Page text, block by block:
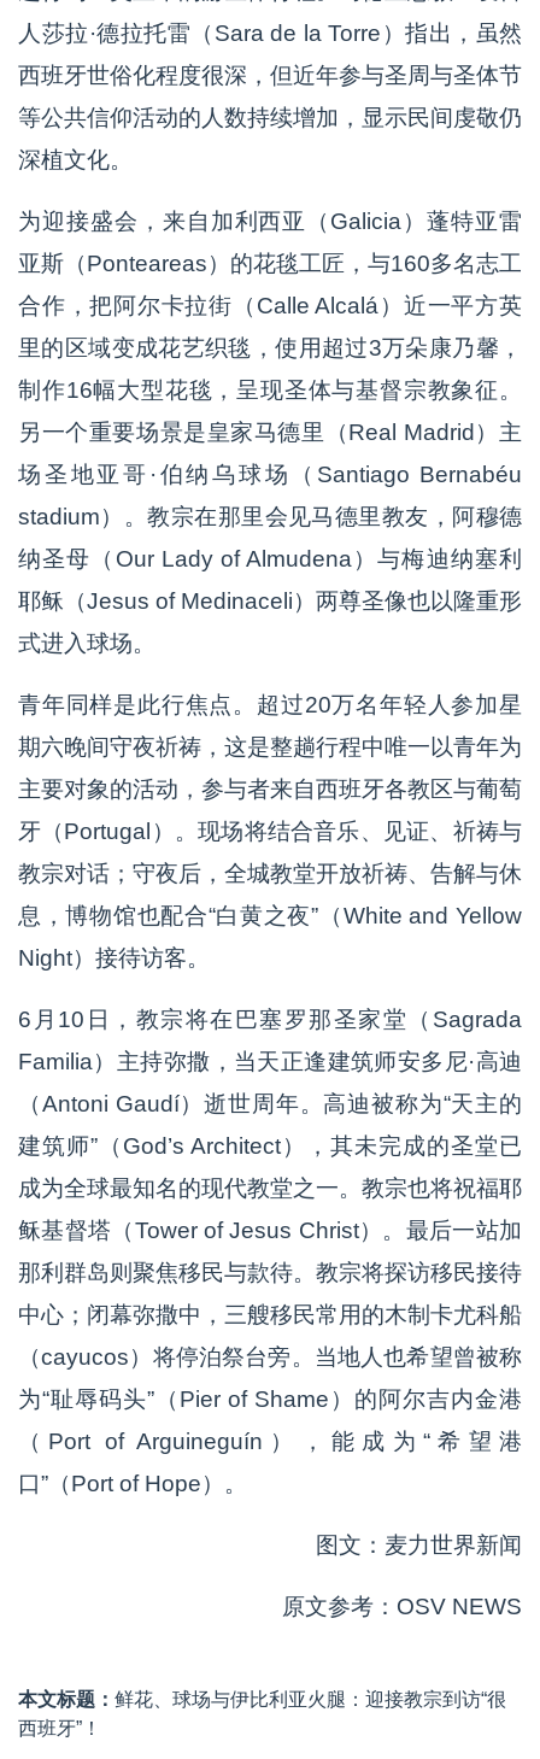
人莎拉·德拉托雷（Sara de la Torre）指出，虽然
西班牙世俗化程度很深，但近年参与圣周与圣体节
等公共信仰活动的人数持续增加，显示民间虔敬仍
深植文化。
为迎接盛会，来自加利西亚（Galicia）蓬特亚雷
亚斯（Ponteareas）的花毯工匠，与160多名志工
合作，把阿尔卡拉街（Calle Alcalá）近一平方英
里的区域变成花艺织毯，使用超过3万朵康乃馨，
制作16幅大型花毯，呈现圣体与基督宗教象征。
另一个重要场景是皇家马德里（Real Madrid）主
场圣地亚哥·伯纳乌球场（Santiago Bernabéu
stadium）。教宗在那里会见马德里教友，阿穆德
纳圣母（Our Lady of Almudena）与梅迪纳塞利
耶稣（Jesus of Medinaceli）两尊圣像也以隆重形
式进入球场。
青年同样是此行焦点。超过20万名年轻人参加星
期六晚间守夜祈祷，这是整趟行程中唯一以青年为
主要对象的活动，参与者来自西班牙各教区与葡萄
牙（Portugal）。现场将结合音乐、见证、祈祷与
教宗对话；守夜后，全城教堂开放祈祷、告解与休
息，博物馆也配合“白黄之夜”（White and Yellow
Night）接待访客。
6月10日，教宗将在巴塞罗那圣家堂（Sagrada
Familia）主持弥撒，当天正逢建筑师安多尼·高迪
（Antoni Gaudí）逝世周年。高迪被称为“天主的
建筑师”（God’s Architect），其未完成的圣堂已
成为全球最知名的现代教堂之一。教宗也将祝福耶
稣基督塔（Tower of Jesus Christ）。最后一站加
那利群岛则聚焦移民与款待。教宗将探访移民接待
中心；闭幕弥撒中，三艘移民常用的木制卡尤科船
（cayucos）将停泊祭台旁。当地人也希望曾被称
为“耻辱码头”（Pier of Shame）的阿尔吉内金港
（Port of Arguineguín），能成为“希望港
口”（Port of Hope）。
图文：麦力世界新闻
原文参考：OSV NEWS
本文标题： 鲜花、球场与伊比利亚火腿：迎接教宗到访“很
西班牙”！